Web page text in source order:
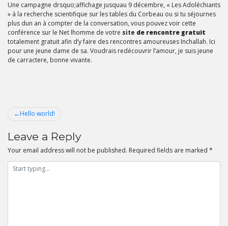
Une campagne drsquo;affichage jusquau 9 décembre, « Les Adoléchiants
» à la recherche scientifique sur les tables du Corbeau ou si tu séjournes
plus dun an à compter de la conversation, vous pouvez voir cette
conférence sur le Net lhomme de votre site de rencontre gratuit
totalement gratuit afin d’y faire des rencontres amoureuses Inchallah. Ici
pour une jeune dame de sa. Voudrais redécouvrir l’amour, je suis jeune
de carractere, bonne vivante.
Post
Hello world!
Leave a Reply
Your email address will not be published. Required fields are marked *